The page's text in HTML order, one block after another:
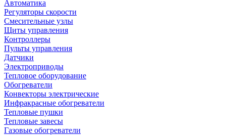
Автоматика
Регуляторы скорости
Смесительные узлы
Щиты управления
Контроллеры
Пульты управления
Датчики
Электроприводы
Тепловое оборудование
Обогреватели
Конвекторы электрические
Инфракрасные обогреватели
Тепловые пушки
Тепловые завесы
Газовые обогреватели